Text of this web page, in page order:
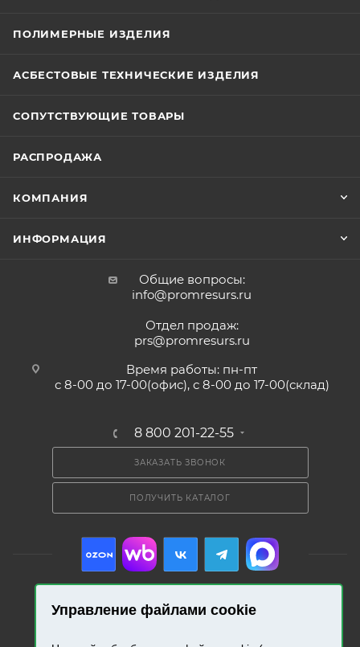
Управление файлами cookie
ПОЛИМЕРНЫЕ ИЗДЕЛИЯ
АСБЕСТОВЫЕ ТЕХНИЧЕСКИЕ ИЗДЕЛИЯ
СОПУТСТВУЮЩИЕ ТОВАРЫ
РАСПРОДАЖА
КОМПАНИЯ
ИНФОРМАЦИЯ
Общие вопросы:
info@promresurs.ru
Отдел продаж:
prs@promresurs.ru
Время работы: пн-пт
с 8-00 до 17-00(офис), с 8-00 до 17-00(склад)
8 800 201-22-55
ЗАКАЗАТЬ ЗВОНОК
ПОЛУЧИТЬ КАТАЛОГ